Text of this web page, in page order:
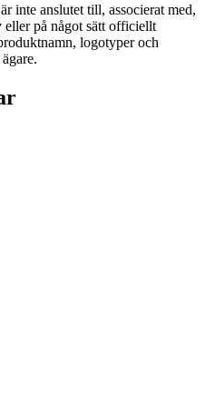
inte anslutet till, associerat med,
eller på något sätt officiellt
logotyper och